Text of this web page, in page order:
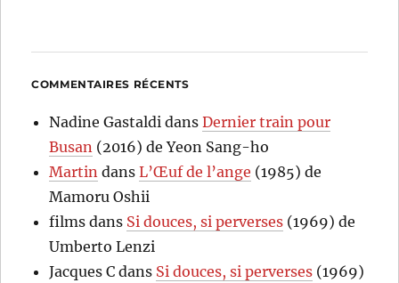
COMMENTAIRES RÉCENTS
Nadine Gastaldi dansDernier train pour
Busan (2016) de Yeon Sang-ho
Martin dansL’Œuf de l’ange (1985) de
Mamoru Oshii
films dans Si douces, si perverses (1969) de
Umberto Lenzi
Jacques C dans Si douces, si perverses (1969)